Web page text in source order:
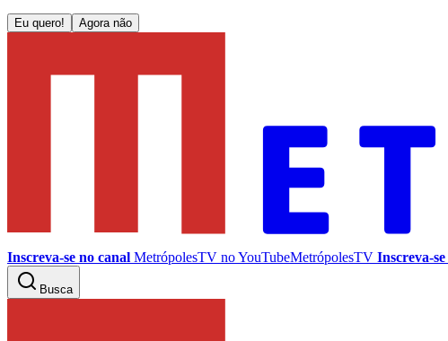
Eu quero! Agora não
Inscreva-se no canal MetrópolesTV noYouTubeMetrópolesTV Inscreva-se
Busca